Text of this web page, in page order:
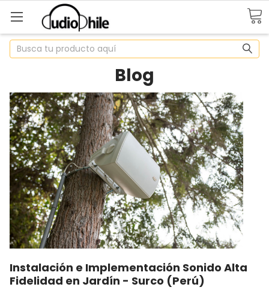
Buscar
Blog
Instalación e Implementación Sonido Alta
Fidelidad en Jardín - Surco (Perú)